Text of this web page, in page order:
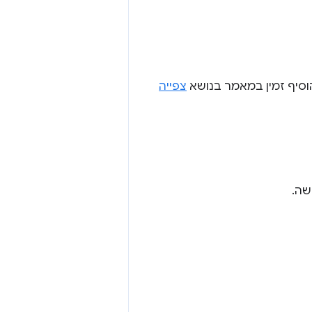
זמין במאמר בנושא צפייה